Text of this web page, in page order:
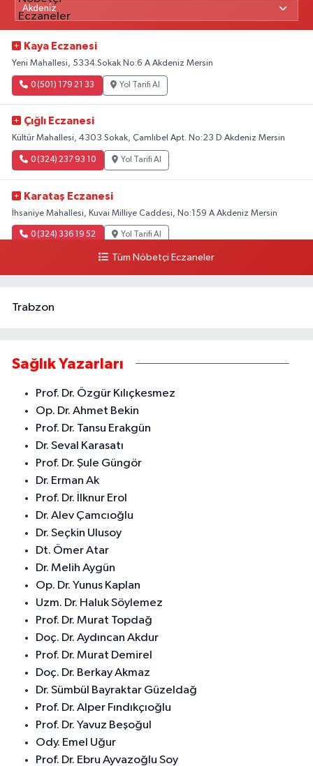
Kaya Eczanesi
Yeni Mahallesi, 5334.Sokak No:6 A Akdeniz Mersin
0 (501) 179 21 33 Yol Tarifi Al
Çığlı Eczanesi
Kültür Mahallesi, 4303 Sokak, Çamlıbel Apt. No:23 D Akdeniz Mersin
0 (324) 237 93 10 Yol Tarifi Al
Karataş Eczanesi
İhsaniye Mahallesi, Kuvai Milliye Caddesi, No:159 A Akdeniz Mersin
0 (324) 336 19 52 Yol Tarifi Al
Tüm Nöbetçi Eczaneler
Trabzon
Sağlık Yazarları
Prof. Dr. Özgür Kılıçkesmez
Op. Dr. Ahmet Bekin
Prof. Dr. Tansu Erakgün
Dr. Seval Karasatı
Prof. Dr. Şule Güngör
Dr. Erman Ak
Prof. Dr. İlknur Erol
Dr. Alev Çamcıoğlu
Dr. Seçkin Ulusoy
Dt. Ömer Atar
Dr. Melih Aygün
Op. Dr. Yunus Kaplan
Uzm. Dr. Haluk Söylemez
Prof. Dr. Murat Topdağ
Doç. Dr. Aydıncan Akdur
Prof. Dr. Murat Demirel
Doç. Dr. Berkay Akmaz
Dr. Sümbül Bayraktar Güzeldağ
Prof. Dr. Alper Fındıkçıoğlu
Prof. Dr. Yavuz Beşoğul
Ody. Emel Uğur
Prof. Dr. Ebru Ayvazoğlu Soy